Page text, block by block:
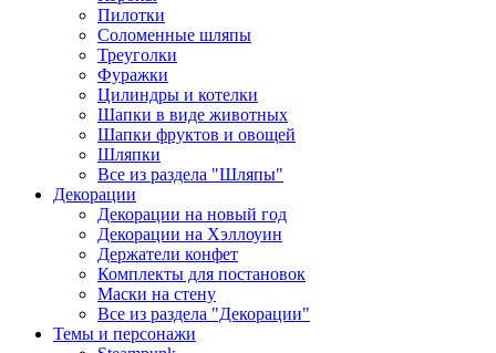
Пилотки
Соломенные шляпы
Треуголки
Фуражки
Цилиндры и котелки
Шапки в виде животных
Шапки фруктов и овощей
Шляпки
Все из раздела "Шляпы"
Декорации
Декорации на новый год
Декорации на Хэллоуин
Держатели конфет
Комплекты для постановок
Маски на стену
Все из раздела "Декорации"
Темы и персонажи